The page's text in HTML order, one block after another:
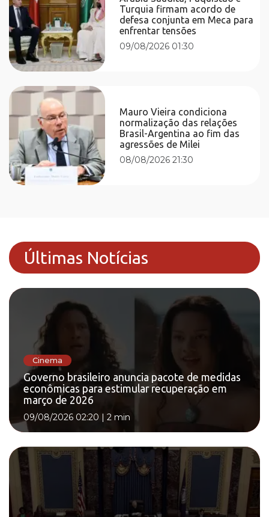
Turquia firmam acordo de
defesa conjunta em Meca para
enfrentar tensões
09/08/2026 01:30
Mauro Vieira condiciona
normalização das relações
Brasil-Argentina ao fim das
agressões de Milei
08/08/2026 21:30
Últimas Notícias
Cinema
Governo brasileiro anuncia pacote de medidas
econômicas para estimular recuperação em
março de 2026
09/08/2026 02:20 | 2 min